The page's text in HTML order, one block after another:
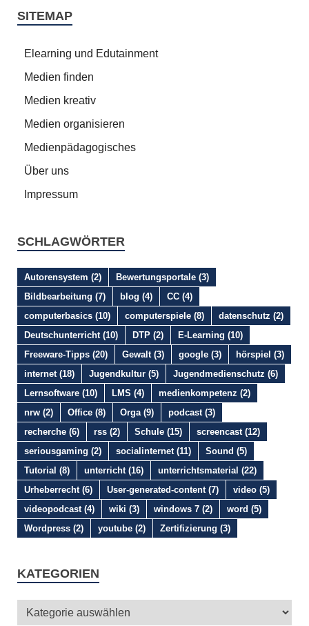
SITEMAP
Elearning und Edutainment
Medien finden
Medien kreativ
Medien organisieren
Medienpädagogisches
Über uns
Impressum
SCHLAGWÖRTER
Autorensystem (2) Bewertungsportale (3)
Bildbearbeitung (7) blog (4) CC (4)
computerbasics (10) computerspiele (8) datenschutz (2)
Deutschunterricht (10) DTP (2) E-Learning (10)
Freeware-Tipps (20) Gewalt (3) google (3) hörspiel (3)
internet (18) Jugendkultur (5) Jugendmedienschutz (6)
Lernsoftware (10) LMS (4) medienkompetenz (2)
nrw (2) Office (8) Orga (9) podcast (3)
recherche (6) rss (2) Schule (15) screencast (12)
seriousgaming (2) socialinternet (11) Sound (5)
Tutorial (8) unterricht (16) unterrichtsmaterial (22)
Urheberrecht (6) User-generated-content (7) video (5)
videopodcast (4) wiki (3) windows 7 (2) word (5)
Wordpress (2) youtube (2) Zertifizierung (3)
KATEGORIEN